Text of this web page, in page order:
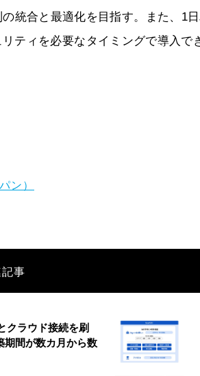
統合と最適化を目指す。また、1
ティを必要なタイミングで導入で
ン）
事
クラウド接続を刷
期間が数カ月から数